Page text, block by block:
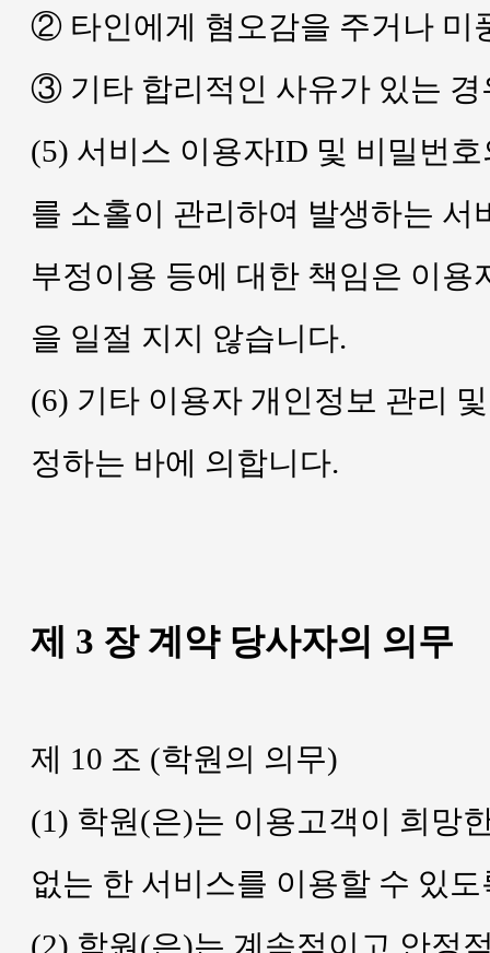
② 타인에게 혐오감을 주거나 미
③ 기타 합리적인 사유가 있는 경
(5) 서비스 이용자ID 및 비밀번
를 소홀이 관리하여 발생하는
부정이용 등에 대한 책임은 이
을 일절 지지 않습니다.
(6) 기타 이용자 개인정보 관리
정하는 바에 의합니다.
제 3 장 계약 당사자의 의무
제 10 조 (학원의 의무)
(1) 학원(은)는 이용고객이 희망
없는 한 서비스를 이용할 수 있
(2) 학원(은)는 계속적이고 안정